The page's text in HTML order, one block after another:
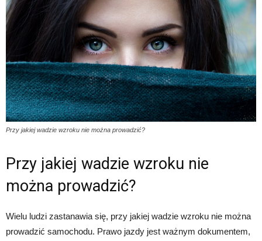
Przy jakiej wadzie wzroku nie można prowadzić?
Przy jakiej wadzie wzroku nie
można prowadzić?
Wielu ludzi zastanawia się, przy jakiej wadzie wzroku nie można
prowadzić samochodu. Prawo jazdy jest ważnym dokumentem,